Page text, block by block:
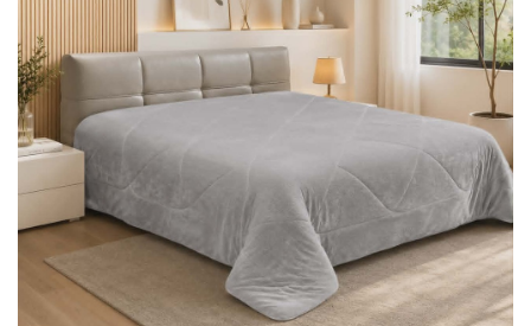
Pagamentos e Envios
Termos e condições